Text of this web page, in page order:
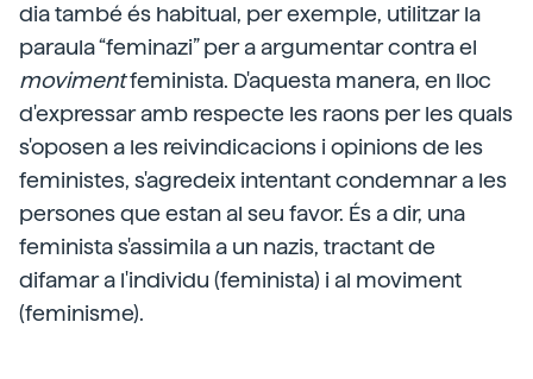
dia també és habitual, per exemple, utilitzar la
paraula “feminazi” per a argumentar contra el
movimentfeminista. D'aquesta manera, en lloc
d'expressar amb respecte les raons per les quals
s'oposen a les reivindicacions i opinions de les
feministes, s'agredeix intentant condemnar a les
persones que estan al seu favor. És a dir, una
feminista s'assimila a un nazis, tractant de
difamar a l'individu (feminista) i al moviment
(feminisme).